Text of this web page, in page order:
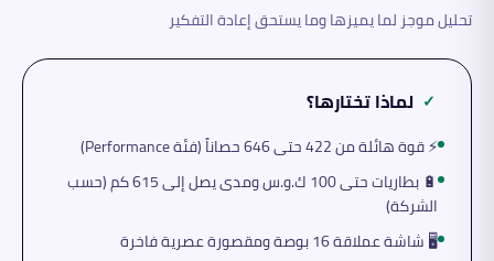
تحليل موجز لما يميزها وما يستحق إعادة التفكير
✓ لماذا تختارها؟
⚡ قوة هائلة من 422 حتى 646 حصاناً (فئة Performance)
🔋 بطاريات حتى 100 ك.و.س ومدى يصل إلى 615 كم (حسب
الشركة)
🖥️ شاشة عملاقة 16 بوصة ومقصورة عصرية فاخرة